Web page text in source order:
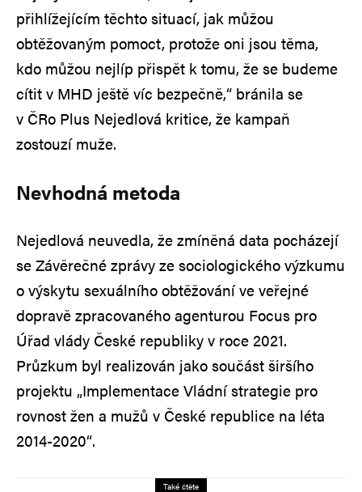
přihlížejícím těchto situací, jak můžou
obtěžovaným pomoct, protože oni jsou těma,
kdo můžou nejlíp přispět k tomu, že se budeme
cítit v MHD ještě víc bezpečně,“ bránila se
v ČRo Plus Nejedlová kritice, že kampaň
zostouzí muže.
Nevhodná metoda
Nejedlová neuvedla, že zmíněná data pocházejí
se Závěrečné zprávy ze sociologického výzkumu
o výskytu sexuálního obtěžování ve veřejné
dopravě zpracovaného agenturou Focus pro
Úřad vlády České republiky v roce 2021.
Průzkum byl realizován jako součást širšího
projektu „Implementace Vládní strategie pro
rovnost žen a mužů v České republice na léta
2014-2020“.
Také čtěte